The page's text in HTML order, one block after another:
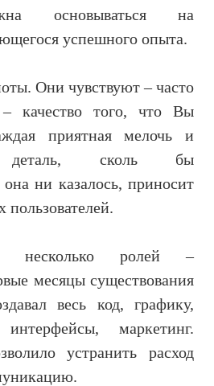
основываться на
успешного опыта.
Они чувствуют – часто
– качество того, что Вы
приятная мелочь и
деталь, сколь бы
ни казалось, приносит
несколько ролей –
месяцы существования
весь код, графику,
маркетинг.
устранить расход